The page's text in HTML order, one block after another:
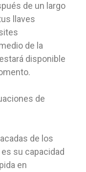
de un largo
llaves
de la
disponible
de
de los
su capacidad
en